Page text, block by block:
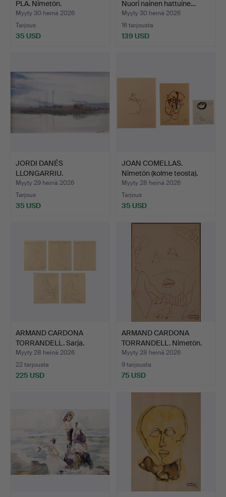
PLA. Nimetön.
Myyty 30 heinä 2026
Tarjous
35 USD
Nuori nainen hattuine…
Myyty 30 heinä 2026
16 tarjousta
139 USD
JORDI DANÉS
LLONGARRIU.
Jokimaisema.
Myyty 29 heinä 2026
Tarjous
35 USD
JOAN COMELLAS.
Nimetön (kolme teosta).
Myyty 28 heinä 2026
Tarjous
35 USD
ARMAND CARDONA
TORRANDELL. Sarja.
Myyty 28 heinä 2026
22 tarjousta
225 USD
ARMAND CARDONA
TORRANDELL. Nimetön.
Myyty 28 heinä 2026
9 tarjousta
75 USD